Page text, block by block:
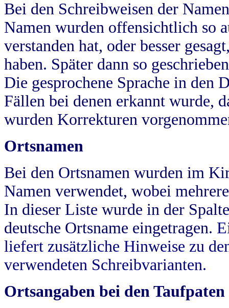
Bei den Schreibweisen der
Namen wurden offensichtlich so
verstanden hat, oder besser
haben. Später dann so
Die gesprochene Sprache in
Fällen bei denen erkannt wurde,
wurden Korrekturen
Ortsnamen
Bei den Ortsnamen wurden im
Namen verwendet, wobei
In dieser Liste wurde in der
deutsche Ortsname eingetragen.
liefert zusätzliche Hinweise zu
verwendeten Schreibvarianten.
Ortsangaben bei den Taufpaten